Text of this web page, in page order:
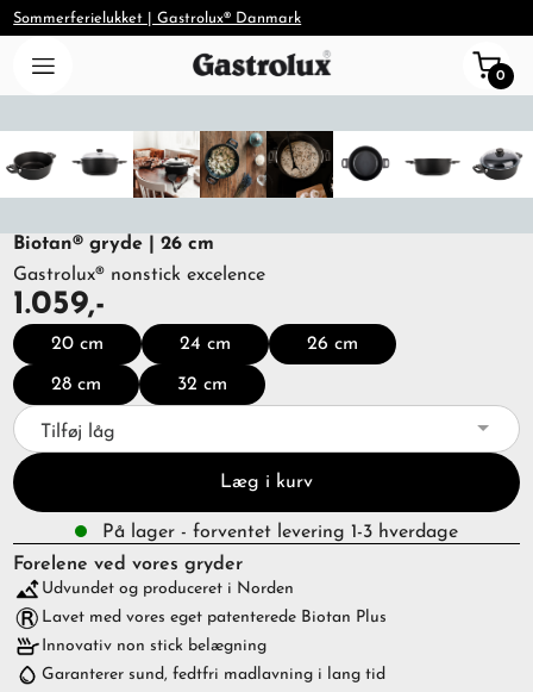
Sommerferielukket | Gastrolux® Danmark
0
Biotan® gryde | 26 cm
Gastrolux® nonstick excelence
1.059,-
20 cm 24 cm 26 cm
28 cm 32 cm
Tilføj låg
Forelene ved vores gryder
Udvundet og produceret i Norden
Lavet med vores eget patenterede Biotan Plus
Innovativ non stick belægning
Garanterer sund, fedtfri madlavning i lang tid
Læg i kurv
På lager - forventet levering 1-3 hverdage